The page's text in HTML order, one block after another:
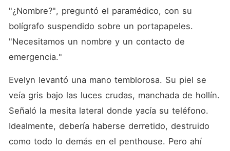
tengo veinticuatro millones
de dólares en una cuenta
offshore que él ni se
imagina. Me quité el anillo
sin mirar atrás. Vereda murió
en ese incendio; ahora es el
turno de que él conozca a la
verdadera protagonista de
esta historia.
"¿Nombre?", preguntó el paramédico, con su
bolígrafo suspendido sobre un portapapeles.
"Necesitamos un nombre y un contacto de
emergencia."
Evelyn levantó una mano temblorosa. Su piel se
veía gris bajo las luces crudas, manchada de hollín.
Señaló la mesita lateral donde yacía su teléfono.
Idealmente, debería haberse derretido, destruido
como todo lo demás en el penthouse. Pero ahí